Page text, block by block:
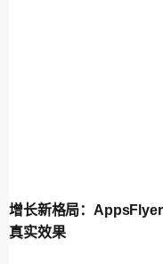
增长新格局：
真实效果